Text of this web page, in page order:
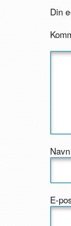
Din
Navn
E-